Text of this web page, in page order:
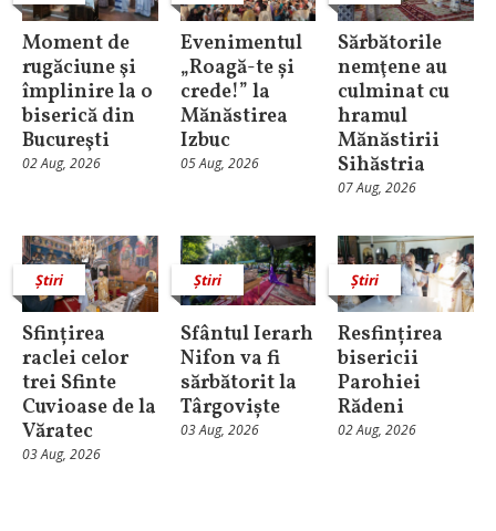
Moment de
rugăciune şi
împlinire la o
biserică din
Bucureşti
02 Aug, 2026
Evenimentul
„Roagă-te și
crede!” la
Mănăstirea
Izbuc
05 Aug, 2026
Sărbătorile
nemţene au
culminat cu
hramul
Mănăstirii
Sihăstria
07 Aug, 2026
Știri
Sfințirea
raclei celor
trei Sfinte
Cuvioase de la
Văratec
03 Aug, 2026
Știri
Sfântul Ierarh
Nifon va fi
sărbătorit la
Târgoviște
03 Aug, 2026
Știri
Resfințirea
bisericii
Parohiei
Rădeni
02 Aug, 2026